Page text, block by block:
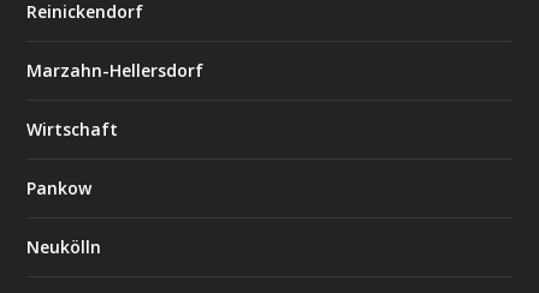
Reinickendorf
Marzahn-Hellersdorf
Wirtschaft
Pankow
Neukölln